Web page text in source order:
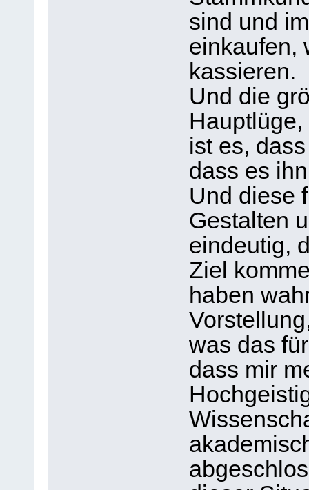
sind und
einkaufen,
kassieren.
Und die
ist es,
dass es
Und diese
Gestalten
eindeutig,
Ziel
haben
was das
dass mir